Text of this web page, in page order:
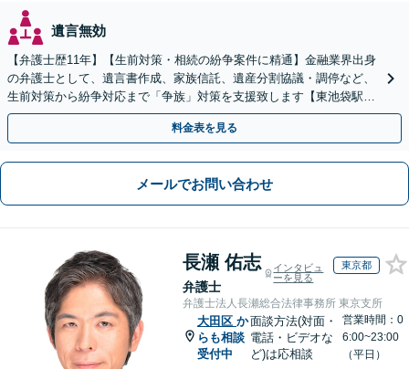
遺言無効
【弁護士歴11年】【生前対策・相続の紛争案件に精通】金融業界出身
の弁護士として、遺言書作成、家族信託、遺産分割協議・調停など、
生前対策から紛争対応まで「争族」対策を支援致します【東池袋駅2
分】【初回面談無料】
料金表を見る
メールでお問い合わせ
長瀬 佑志
弁護士
インタビュ
ーを見る
東京都
弁護士法人長瀬総合法律事務所 東京支所
大田区 か
らも相談
受付中
面談方法(対面・
電話・ビデオな
ど)は応相談
営業時間：0
6:00~23:00
（平日）